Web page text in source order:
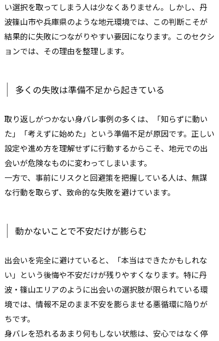
い選択を取ってしまう人は少なくありません。しかし、丹
波篠山市や兵庫県のような地元環境では、この判断こそが
結果的に失敗につながりやすい要因になります。このセクシ
ョンでは、その理由を整理します。
多くの失敗は準備不足から起きている
取り返しがつかない身バレ事例の多くは、「知らずに動い
た」「考えずに始めた」という準備不足が原因です。正しい
設定や進め方を理解せずに行動するからこそ、地元での出
会いが危険なものに変わってしまいます。
一方で、事前にリスクと回避策を把握している人は、無謀
な行動を取らず、致命的な失敗を避けています。
動かないことで不安だけが膨らむ
出会いを完全に避けていると、「本当はできたかもしれな
い」という後悔や不安だけが残りやすくなります。特に丹
波・篠山エリアのように出会いの選択肢が限られている環
境では、情報不足のまま不安を膨らませる悪循環に陥りが
ちです。
身バレを恐れるあまり何もしない状態は、安心ではなく停